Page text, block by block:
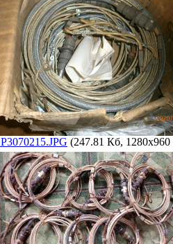
P3070215.JPG (247.81 Кб, 1280x960